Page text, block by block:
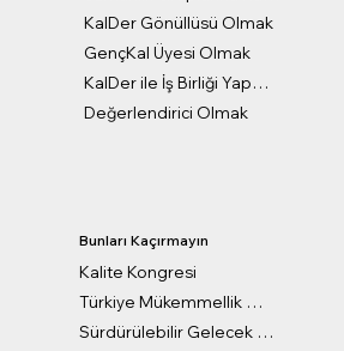
Bunları Kaçırmayın
Kalite Kongresi
Türkiye Mükemmellik Ödülleri
Sürdürülebilir Gelecek Ödülleri
KalDer Gönüllüsü Olmak
GençKal Üyesi Olmak
KalDer ile İş Birliği Yapmak
Değerlendirici Olmak